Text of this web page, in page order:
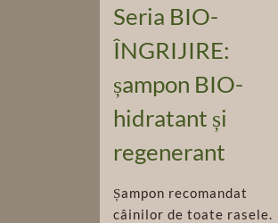
Seria BIO-
ÎNGRIJIRE:
șampon BIO-
hidratant și
regenerant
Șampon recomandat
câinilor de toate rasele.